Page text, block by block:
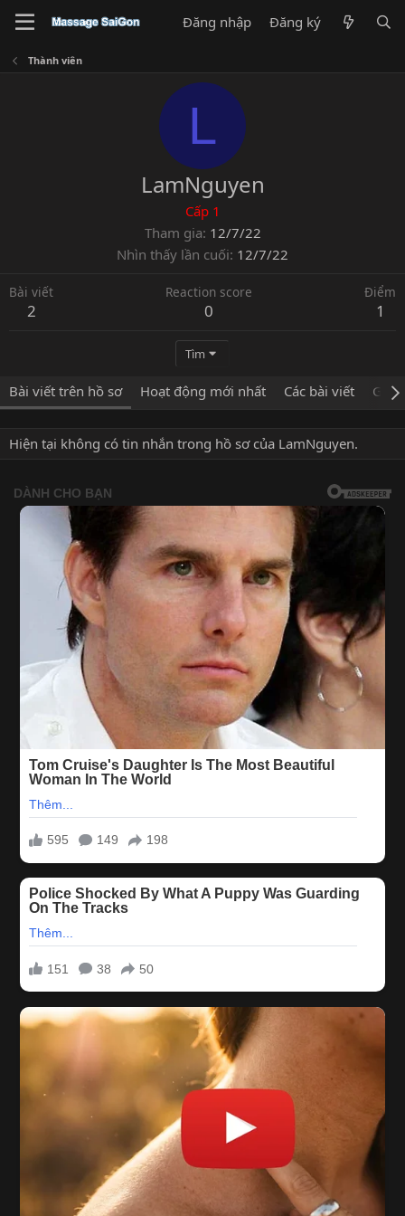
Đăng nhập Đăng ký
Thành viên
L
LamNguyen
Cấp 1
Tham gia 12/7/22
Nhìn thấy lần cuối 12/7/22
Bài viết
2
Reaction score
0
Điểm
1
Tìm
Bài viết trên hồ sơ Hoạt động mới nhất Các bài viết Giới
Hiện tại không có tin nhắn trong hồ sơ của LamNguyen.